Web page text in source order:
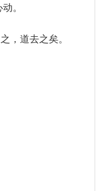
。
，道去之矣。